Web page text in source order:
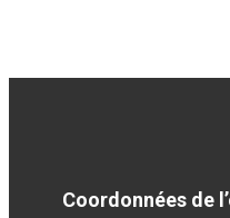
Coordonnées de